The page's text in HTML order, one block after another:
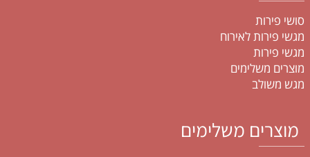
סושי פירות
מגשי פירות לאירוח
מגשי פירות
מוצרים משלימים
מגש משולב
מוצרים משלימים